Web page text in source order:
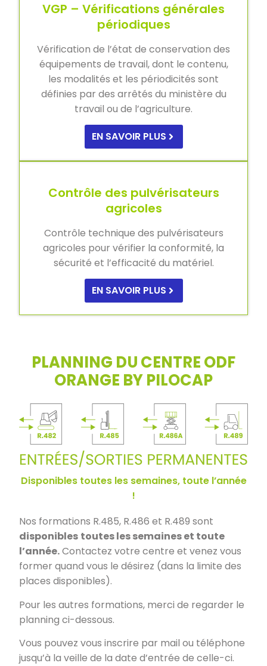
VGP – Vérifications générales
périodiques
Vérification de l’état de conservation des
équipements de travail, dont le contenu,
les modalités et les périodicités sont
définies par des arrêtés du ministère du
travail ou de l’agriculture.
EN SAVOIR PLUS
Contrôle des pulvérisateurs
agricoles
Contrôle technique des pulvérisateurs
agricoles pour vérifier la conformité, la
sécurité et l’efficacité du matériel.
EN SAVOIR PLUS
PLANNING DU CENTRE ODF
ORANGE BY PILOCAP
Disponibles toutes les semaines, toute l’année
!
Nos formations R.485, R.486 et R.489 sont
disponibles toutes les semaines et toute
l’année.Contactez votre centre et venez vous
former quand vous le désirez (dans la limite des
places disponibles).
Pour les autres formations, merci de regarder le
planning ci-dessous.
Vous pouvez vous inscrire par mail ou téléphone
jusqu’à la veille de la date d’entrée de celle-ci.